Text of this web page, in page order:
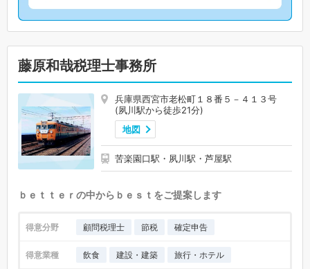
藤原和哉税理士事務所
兵庫県西宮市老松町１８番５－４１３号
(夙川駅から徒歩21分)
地図
苦楽園口駅・夙川駅・芦屋駅
ｂｅｔｔｅｒの中からｂｅｓｔをご提案します
得意分野 顧問税理士 節税 確定申告
得意業種 飲食 建設・建築 旅行・ホテル